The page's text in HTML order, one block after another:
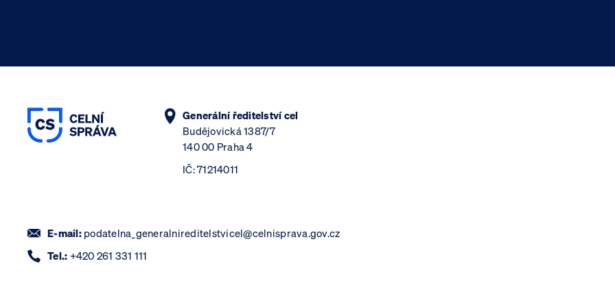
Generální ředitelství cel
Budějovická 1387/7
140 00 Praha 4
IČ: 71214011
E-mail: podatelna_generalnireditelstvicel@celnisprava.gov.cz
Tel.: +420 261 331 111